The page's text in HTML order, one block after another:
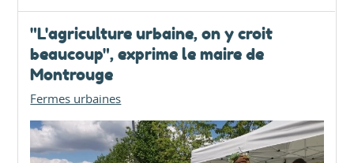
"L'agriculture urbaine, on y croit
beaucoup", exprime le maire de
Montrouge
Fermes urbaines